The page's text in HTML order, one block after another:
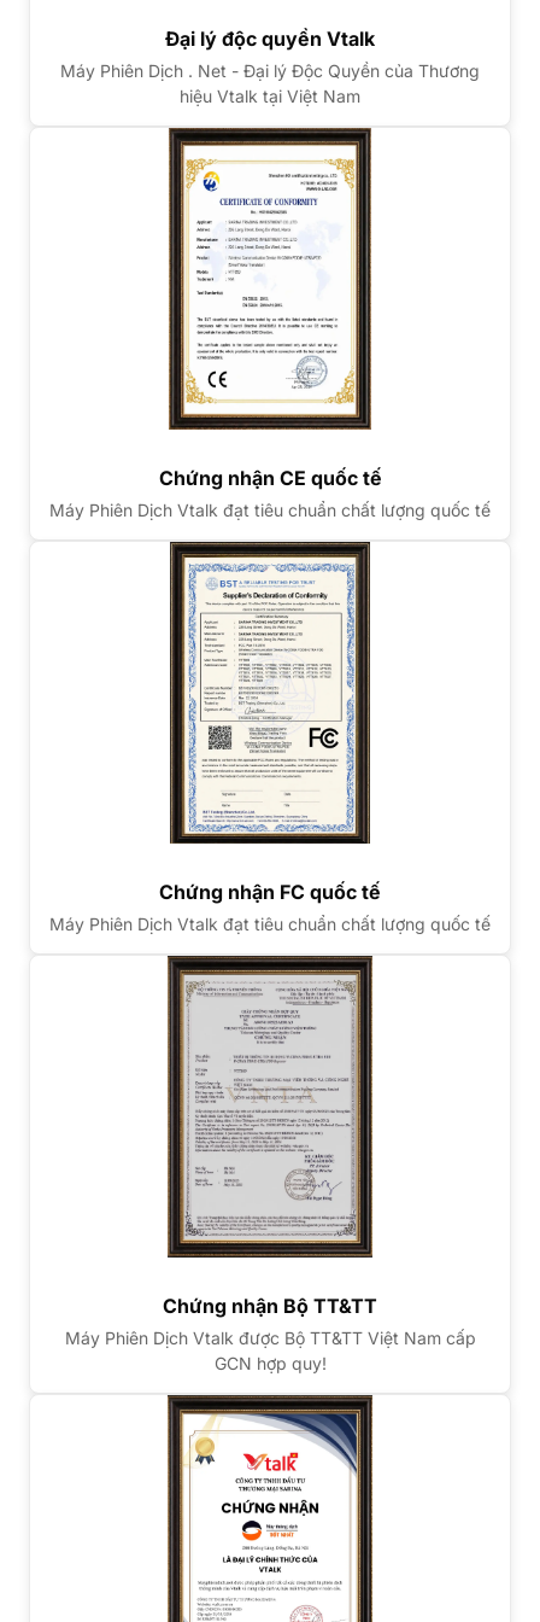
Đại lý độc quyền Vtalk
Máy Phiên Dịch . Net - Đại lý Độc Quyền của Thương
hiệu Vtalk tại Việt Nam
Chứng nhận CE quốc tế
Máy Phiên Dịch Vtalk đạt tiêu chuẩn chất lượng quốc tế
Chứng nhận FC quốc tế
Máy Phiên Dịch Vtalk đạt tiêu chuẩn chất lượng quốc tế
Chứng nhận Bộ TT&TT
Máy Phiên Dịch Vtalk được Bộ TT&TT Việt Nam cấp
GCN hợp quy!